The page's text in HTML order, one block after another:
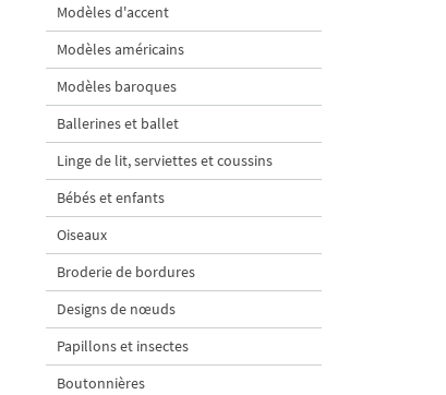
Modèles d'accent
Modèles américains
Modèles baroques
Ballerines et ballet
Linge de lit, serviettes et coussins
Bébés et enfants
Oiseaux
Broderie de bordures
Designs de nœuds
Papillons et insectes
Boutonnières